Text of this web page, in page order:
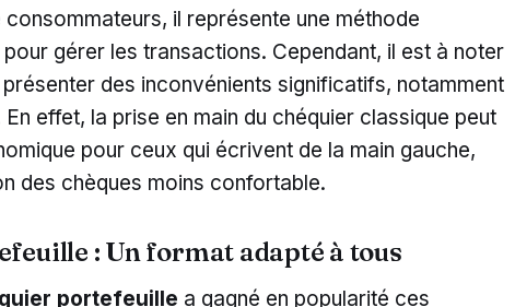
il représente une méthode
gérer les transactions. Cependant, il est à noter
des inconvénients significatifs, notamment
effet, la prise en main du chéquier classique peut
pour ceux qui écrivent de la main gauche,
des chèques moins confortable.
: Un format adapté à tous
portefeuille a gagné en popularité ces